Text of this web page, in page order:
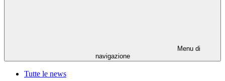
Menu di
navigazione
Tutte le news